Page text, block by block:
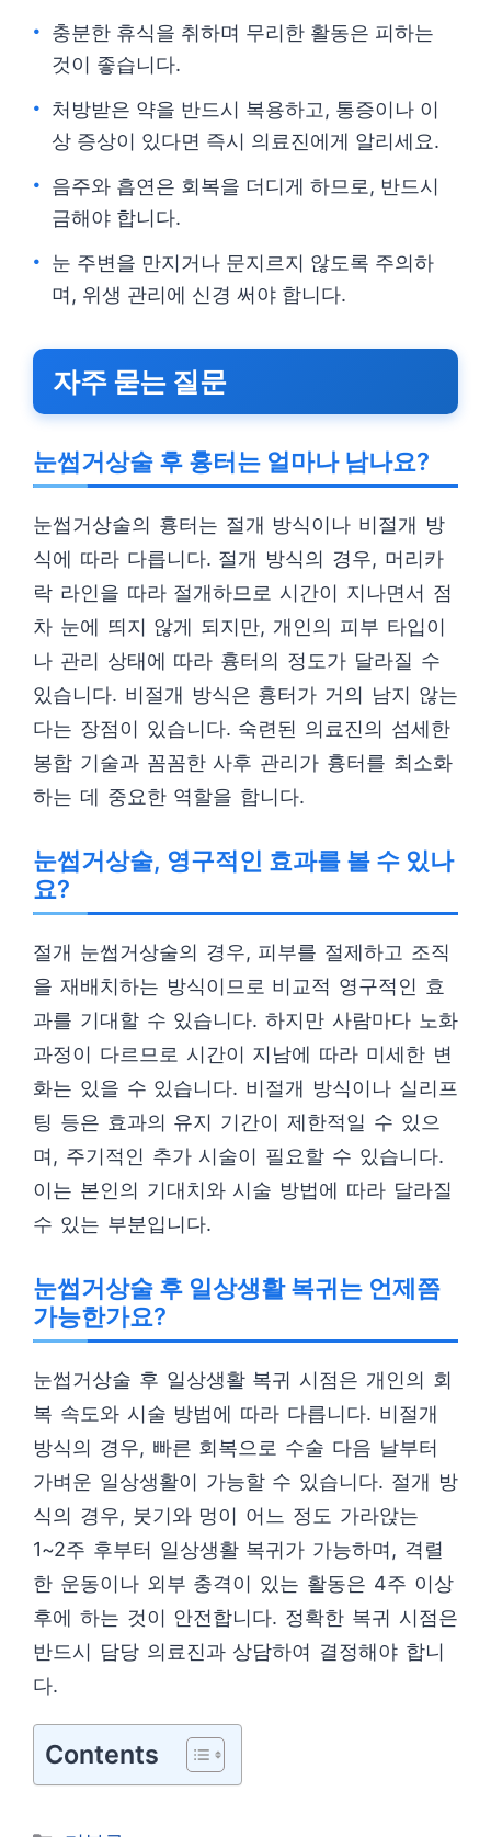
충분한 휴식을 취하며 무리한 활동은 피하는
것이 좋습니다.
처방받은 약을 반드시 복용하고, 통증이나 이
상 증상이 있다면 즉시 의료진에게 알리세요.
음주와 흡연은 회복을 더디게 하므로, 반드시
금해야 합니다.
눈 주변을 만지거나 문지르지 않도록 주의하
며, 위생 관리에 신경 써야 합니다.
자주 묻는 질문
눈썹거상술 후 흉터는 얼마나 남나요?
눈썹거상술의 흉터는 절개 방식이나 비절개 방
식에 따라 다릅니다. 절개 방식의 경우, 머리카
락 라인을 따라 절개하므로 시간이 지나면서 점
차 눈에 띄지 않게 되지만, 개인의 피부 타입이
나 관리 상태에 따라 흉터의 정도가 달라질 수
있습니다. 비절개 방식은 흉터가 거의 남지 않는
다는 장점이 있습니다. 숙련된 의료진의 섬세한
봉합 기술과 꼼꼼한 사후 관리가 흉터를 최소화
하는 데 중요한 역할을 합니다.
눈썹거상술, 영구적인 효과를 볼 수 있나
요?
절개 눈썹거상술의 경우, 피부를 절제하고 조직
을 재배치하는 방식이므로 비교적 영구적인 효
과를 기대할 수 있습니다. 하지만 사람마다 노화
과정이 다르므로 시간이 지남에 따라 미세한 변
화는 있을 수 있습니다. 비절개 방식이나 실리프
팅 등은 효과의 유지 기간이 제한적일 수 있으
며, 주기적인 추가 시술이 필요할 수 있습니다.
이는 본인의 기대치와 시술 방법에 따라 달라질
수 있는 부분입니다.
눈썹거상술 후 일상생활 복귀는 언제쯤
가능한가요?
눈썹거상술 후 일상생활 복귀 시점은 개인의 회
복 속도와 시술 방법에 따라 다릅니다. 비절개
방식의 경우, 빠른 회복으로 수술 다음 날부터
가벼운 일상생활이 가능할 수 있습니다. 절개 방
식의 경우, 붓기와 멍이 어느 정도 가라앉는
1~2주 후부터 일상생활 복귀가 가능하며, 격렬
한 운동이나 외부 충격이 있는 활동은 4주 이상
후에 하는 것이 안전합니다. 정확한 복귀 시점은
반드시 담당 의료진과 상담하여 결정해야 합니
다.
Contents